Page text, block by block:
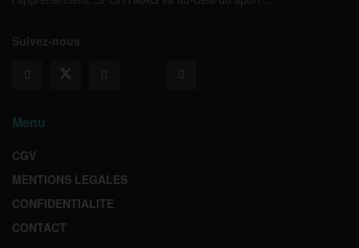
Suivez-nous
Menu
CGV
MENTIONS LEGALES
CONFIDENTIALITE
CONTACT